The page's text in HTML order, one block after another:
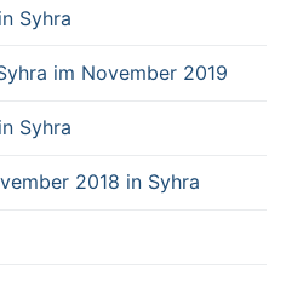
Syhra
im November 2019
Syhra
2018 in Syhra